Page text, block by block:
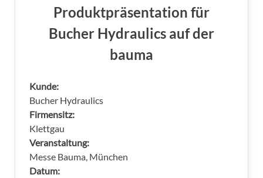
Produktpräsentation für
Bucher Hydraulics auf der
bauma
Kunde:
Bucher Hydraulics
Firmensitz:
Klettgau
Veranstaltung:
Messe Bauma, München
Datum: